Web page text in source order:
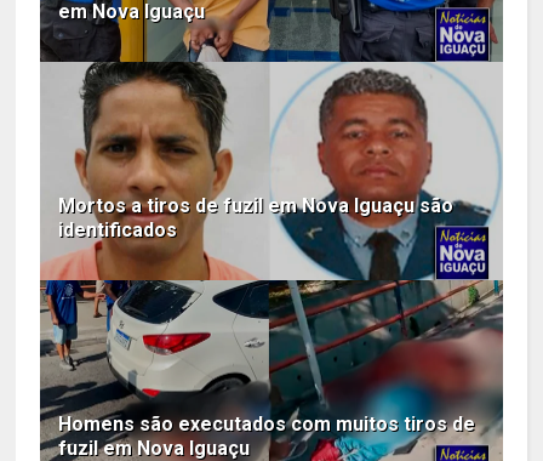
em Nova Iguaçu
Mortos a tiros de fuzil em Nova Iguaçu são
identificados
Homens são executados com muitos tiros de
fuzil em Nova Iguaçu